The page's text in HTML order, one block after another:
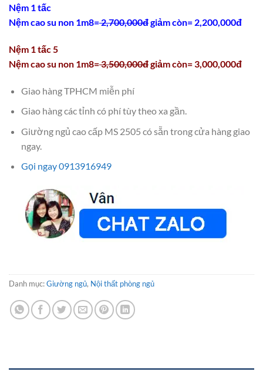
Nệm 1 tấc
Nệm cao su non 1m8=2,700,000đgiảm còn= 2,200,000đ
Nệm 1 tấc 5
Nệm cao su non 1m8=3,500,000đgiảm còn= 3,000,000đ
Giao hàng TPHCM miễn phí
Giao hàng các tỉnh có phí tùy theo xa gần.
Giường ngủ cao cấp MS 2505 có sẵn trong cửa hàng giao
ngay.
Gọi ngay 0913916949
Danh mục:Giường ngủ, Nội thất phòng ngủ